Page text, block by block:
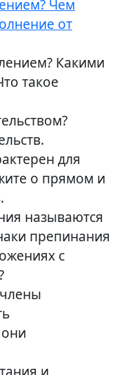
Чем
от
Какими
такое
для
о прямом и
называются
препинания
с
и